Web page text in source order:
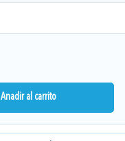
Anadir al carrito